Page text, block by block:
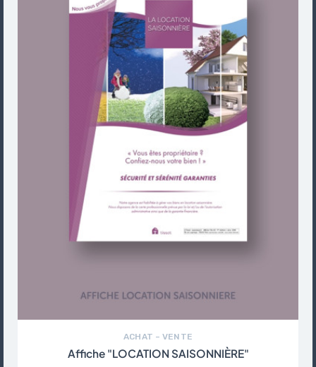
ACHAT – VENTE
Affiche "LOCATION SAISONNIÈRE"